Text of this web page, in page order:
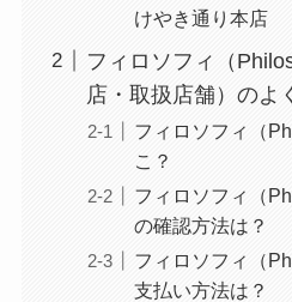
けやき通り本店
フィロソフィ（
店・取扱店舗）のよ
フィロソフィ（
こ？
フィロソフィ（
の確認方法は？
フィロソフィ（
支払い方法は？